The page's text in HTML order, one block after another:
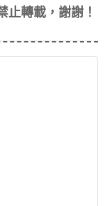
止轉載，謝謝！